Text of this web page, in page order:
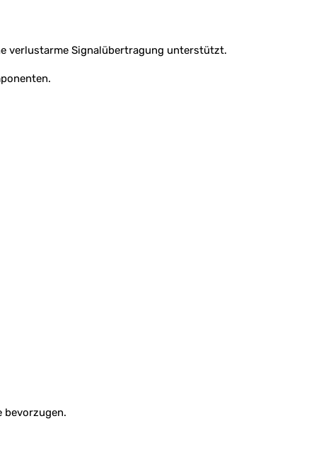
verlustarme Signalübertragung unterstützt.
bevorzugen.